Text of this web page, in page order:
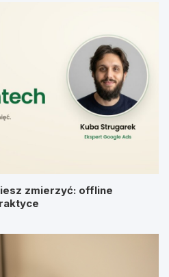
zmierzyć: offline